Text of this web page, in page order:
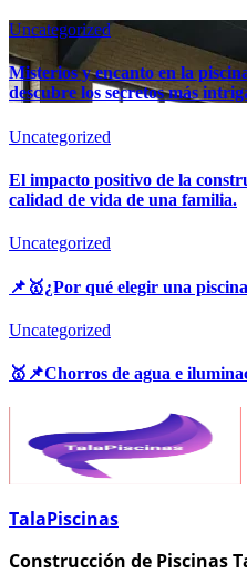
Uncategorized
Misterios y encanto en la
descubre los secretos más
Uncategorized
El impacto positivo de la
calidad de vida de una familia.
Uncategorized
📌🥇¿Por qué elegir una
Uncategorized
🥇📌Chorros de agua e
TalaPiscinas
Construcción de Piscinas